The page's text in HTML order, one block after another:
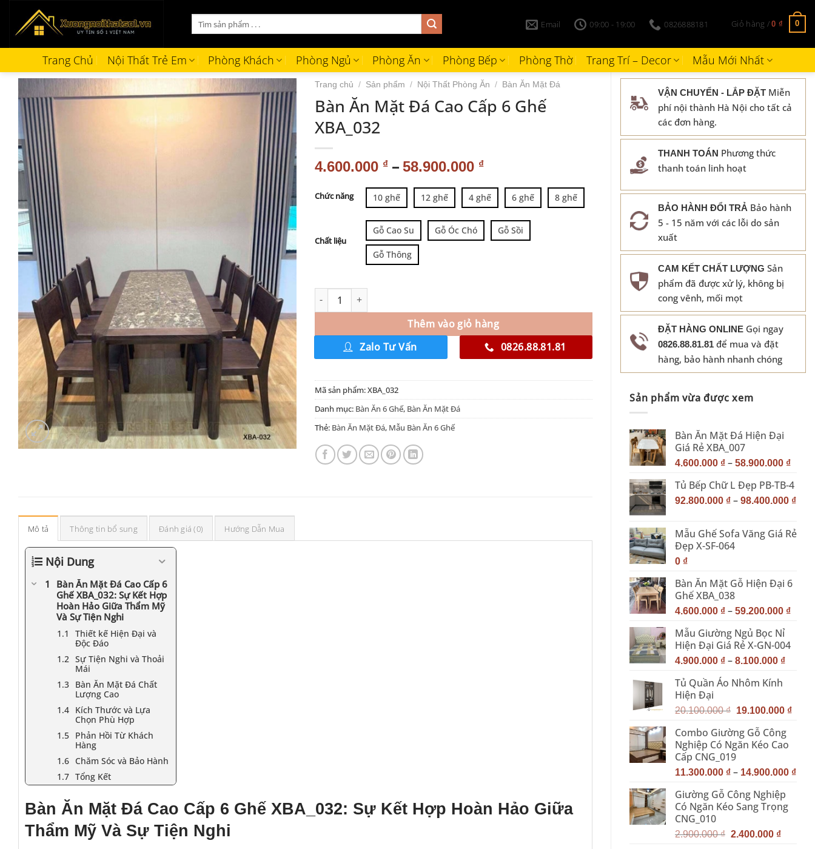
Tìm
kiếm:
Email 09:00 - 19:00 0826888181 Giỏ hàng /0 ₫ 0
Trang Chủ Nội Thất Trẻ Em Phòng Khách Phòng Ngủ Phòng Ăn Phòng Bếp Phòng Thờ Trang Trí – Decor Mẫu Mới Nhất
VẬN CHUYỂN - LẮP ĐẶT Miễn
phí nội thành Hà Nội cho tất cả
các đơn hàng.
THANH TOÁN Phương thức
thanh toán linh hoạt
BẢO HÀNH ĐỔI TRẢ Bảo hành
5 - 15 năm với các lỗi do sản
xuất
CAM KẾT CHẤT LƯỢNG Sản
phẩm đã được xử lý, không bị
cong vênh, mối mọt
ĐẶT HÀNG ONLINE Gọi ngay
0826.88.81.81 để mua và đặt
hàng, bảo hành nhanh chóng
Sản phẩm vừa được xem
Bàn Ăn Mặt Đá Hiện Đại
Giá Rẻ XBA_007
4.600.000 ₫ – 58.900.000 ₫
Tủ Bếp Chữ L Đẹp PB-TB-4
92.800.000 ₫ – 98.400.000 ₫
Mẫu Ghế Sofa Văng Giá Rẻ
Đẹp X-SF-064
0 ₫
Bàn Ăn Mặt Gỗ Hiện Đại 6
Ghế XBA_038
4.600.000 ₫ – 59.200.000 ₫
Mẫu Giường Ngủ Bọc Nỉ
Hiện Đại Giá Rẻ X-GN-004
4.900.000 ₫ – 8.100.000 ₫
Tủ Quần Áo Nhôm Kính
Hiện Đại
20.100.000₫ Giá
là:
20.100.000 ₫.
19.100.000 ₫Giá
Combo Giường Gỗ Công
Nghiệp Có Ngăn Kéo Cao
Cấp CNG_019
11.300.000 ₫ – 14.900.000 ₫
Giường Gỗ Công Nghiệp
Có Ngăn Kéo Sang Trọng
CNG_010
2.900.000₫ Giá
2.400.000 ₫Giá
Trang chủ / Sản phẩm / Nội Thất Phòng Ăn / Bàn Ăn Mặt Đá
Bàn Ăn Mặt Đá Cao Cấp 6 Ghế
XBA_032
4.600.000 ₫– 58.900.000 ₫
Chức năng 10 ghế 12 ghế 4 ghế 6 ghế 8 ghế
Chất liệu
Gỗ Cao Su Gỗ Óc Chó Gỗ Sồi
Gỗ Thông
Thêm vào giỏ hàng
Zalo Tư Vấn 0826.88.81.81
Mã sản phẩm:XBA_032
Danh mục: Bàn Ăn 6 Ghế, Bàn Ăn Mặt Đá
Thẻ: Bàn Ăn Mặt Đá, Mẫu Bàn Ăn 6 Ghế
Mô tả Thông tin bổ sung Đánh giá (0) Hướng Dẫn Mua
Nội Dung
Bàn Ăn Mặt Đá Cao Cấp 6
Ghế XBA_032: Sự Kết Hợp
Hoàn Hảo Giữa Thẩm Mỹ
Và Sự Tiện Nghi
Thiết kế Hiện Đại và
Độc Đáo
Sự Tiện Nghi và Thoải
Mái
Bàn Ăn Mặt Đá Chất
Lượng Cao
Kích Thước và Lựa
Chọn Phù Hợp
Phản Hồi Từ Khách
Hàng
Chăm Sóc và Bảo Hành
Tổng Kết
Bàn Ăn Mặt Đá Cao Cấp 6 Ghế XBA_032: Sự Kết Hợp Hoàn Hảo Giữa
Thẩm Mỹ Và Sự Tiện Nghi